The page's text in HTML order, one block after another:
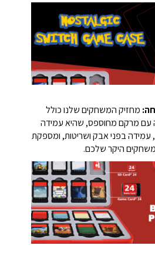
מחזיק המשחקים שלנו כולל
עם מרקם מחוספס, שהיא עמידה
בפני אבק ושריטות, ומספקת
היקר שלכם.